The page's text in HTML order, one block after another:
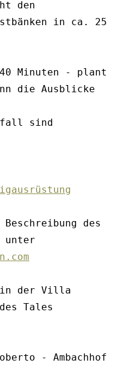
in ca. 25
Minuten - plant
die Ausblicke
des
in der Villa
Tales
- Ambachhof